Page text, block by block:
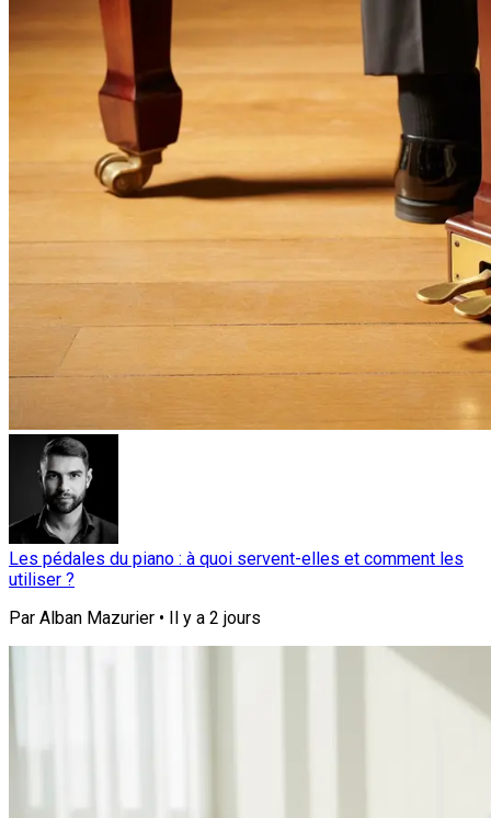
Les pédales du piano : à quoi servent-elles et comment les
utiliser ?
Par Alban Mazurier • Il y a 2 jours